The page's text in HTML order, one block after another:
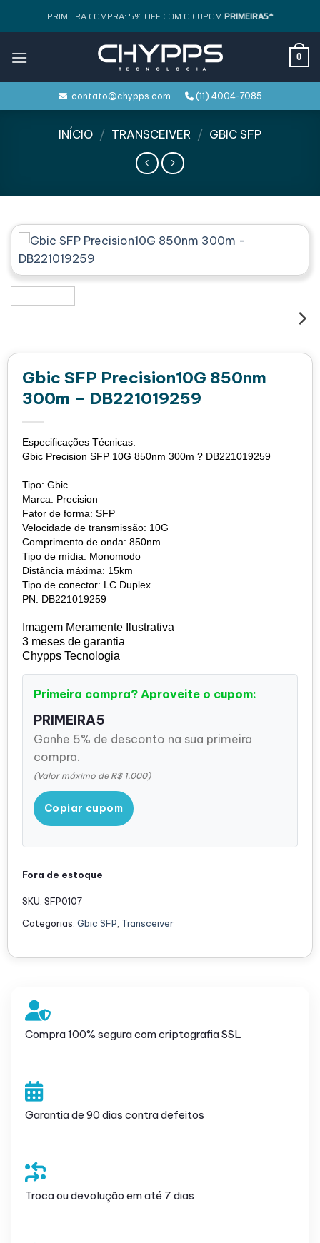
PRIMEIRA COMPRA: 5% OFF COM O CUPOM PRIMEIRA5*
0
contato@chypps.com (11) 4004-7085
INÍCIO / TRANSCEIVER / GBIC SFP
Gbic SFP Precision10G 850nm
300m – DB221019259
Especificações Técnicas:
Gbic Precision SFP 10G 850nm 300m ? DB221019259
Tipo: Gbic
Marca: Precision
Fator de forma: SFP
Velocidade de transmissão: 10G
Comprimento de onda: 850nm
Tipo de mídia: Monomodo
Distância máxima: 15km
Tipo de conector: LC Duplex
PN: DB221019259
Imagem Meramente Ilustrativa
3 meses de garantia
Chypps Tecnologia
Primeira compra? Aproveite o cupom:
PRIMEIRA5
Ganhe 5% de desconto na sua primeira
compra.
(Valor máximo de R$ 1.000)
Copiar cupom
Fora de estoque
SKU: SFP0107
Categorias: Gbic SFP Transceiver
Compra 100% segura com criptografia SSL
Garantia de 90 dias contra defeitos
Troca ou devolução em até 7 dias